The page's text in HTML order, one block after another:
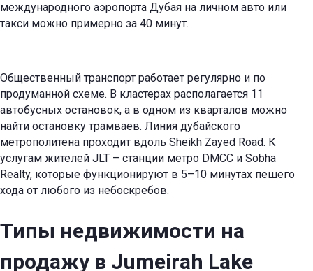
международного аэропорта Дубая на личном авто или
такси можно примерно за 40 минут.
Общественный транспорт работает регулярно и по
продуманной схеме. В кластерах располагается 11
автобусных остановок, а в одном из кварталов можно
найти остановку трамваев. Линия дубайского
метрополитена проходит вдоль Sheikh Zayed Road. К
услугам жителей JLT – станции метро DMCC и Sobha
Realty, которые функционируют в 5–10 минутах пешего
хода от любого из небоскребов.
Типы недвижимости на
продажу в Jumeirah Lake